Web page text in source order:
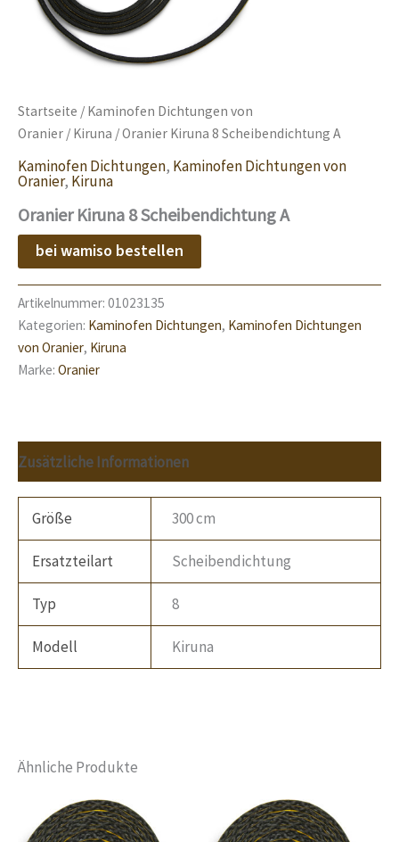
Startseite / Kaminofen Dichtungen von
Oranier / Kiruna / Oranier Kiruna 8 Scheibendichtung A
Kaminofen Dichtungen, Kaminofen Dichtungen von
Oranier, Kiruna
Oranier Kiruna 8 Scheibendichtung A
bei wamiso bestellen
Artikelnummer: 01023135
Kategorien: Kaminofen Dichtungen, Kaminofen Dichtungen
von Oranier, Kiruna
Marke: Oranier
Zusätzliche Informationen
Größe 300 cm
Ersatzteilart Scheibendichtung
Typ 8
Modell Kiruna
Ähnliche Produkte